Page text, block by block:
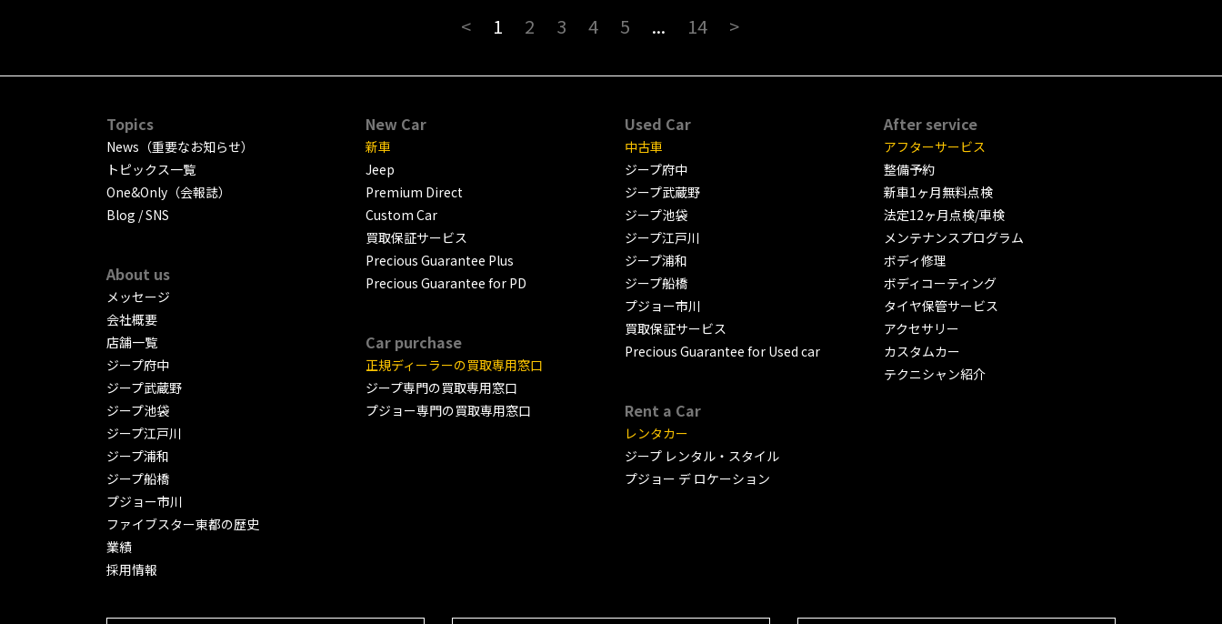
< 1 2 3 4 5 ... 14 >
Topics
News（重要なお知らせ）
トピックス一覧
One&Only（会報誌）
Blog / SNS
About us
メッセージ
会社概要
店舗一覧
ジープ府中
ジープ武蔵野
ジープ池袋
ジープ江戸川
ジープ浦和
ジープ船橋
プジョー市川
ファイブスター東都の歴史
業績
採用情報
New Car
新車
Jeep
Premium Direct
Custom Car
買取保証サービス
Precious Guarantee Plus
Precious Guarantee for PD
Car purchase
正規ディーラーの買取専用窓口
ジープ専門の買取専用窓口
プジョー専門の買取専用窓口
Used Car
中古車
ジープ府中
ジープ武蔵野
ジープ池袋
ジープ江戸川
ジープ浦和
ジープ船橋
プジョー市川
買取保証サービス
Precious Guarantee for Used car
Rent a Car
レンタカー
ジープ レンタル・スタイル
プジョー デ ロケーション
After service
アフターサービス
整備予約
新車1ヶ月無料点検
法定12ヶ月点検/車検
メンテナンスプログラム
ボディ修理
ボディコーティング
タイヤ保管サービス
アクセサリー
カスタムカー
テクニシャン紹介